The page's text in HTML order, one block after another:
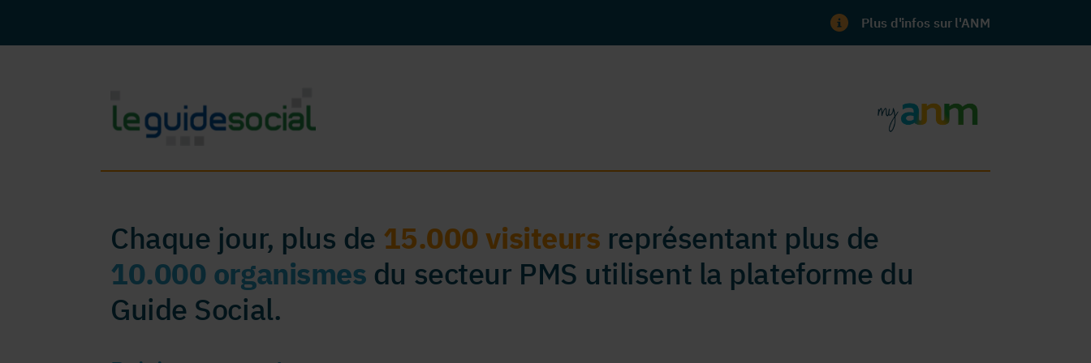
Plus d'infos sur l'ANM
Chaque jour, plus de 15.000 visiteurs représentant plus de
10.000 organismes du secteur PMS utilisent la plateforme du
Guide Social.